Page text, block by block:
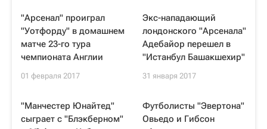
"Арсенал" проиграл
"Уотфорду" в домашнем
матче 23-го тура
чемпионата Англии
01 февраля 2017
Экс-нападающий
лондонского "Арсенала"
Адебайор перешел в
"Истанбул Башакшехир"
31 января 2017
"Манчестер Юнайтед"
сыграет с "Блэкберном"
Футболисты "Эвертона"
Овьедо и Гибсон